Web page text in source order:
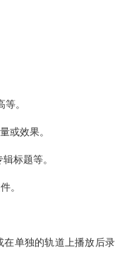
。
或效果。
标题等。
。
单独的轨道上播放后录